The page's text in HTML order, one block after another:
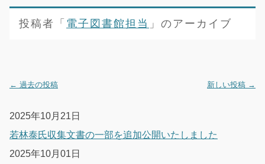
投稿者「 電子図書館担当 」のアーカイブ
投稿ナビゲーション
← 過去の投稿 新しい投稿 →
2025年10月21日
若林泰氏収集文書の一部を追加公開いたしました
2025年10月01日